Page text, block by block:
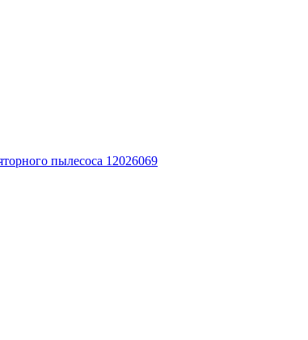
пылесоса 12026069